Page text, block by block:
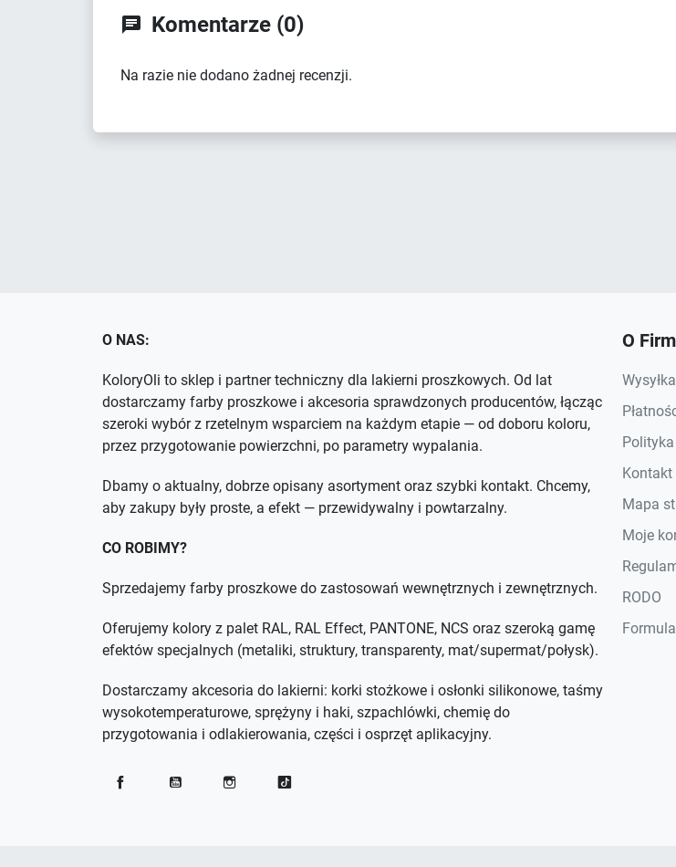
 Komentarze (0)
Na razie nie dodano żadnej recenzji.
O NAS:
KoloryOli to sklep i partner techniczny dla lakierni proszkowych. Od lat
dostarczamy farby proszkowe i akcesoria sprawdzonych producentów, łącząc
szeroki wybór z rzetelnym wsparciem na każdym etapie — od doboru koloru,
przez przygotowanie powierzchni, po parametry wypalania.
Dbamy o aktualny, dobrze opisany asortyment oraz szybki kontakt. Chcemy,
aby zakupy były proste, a efekt — przewidywalny i powtarzalny.
CO ROBIMY?
Sprzedajemy farby proszkowe do zastosowań wewnętrznych i zewnętrznych.
Oferujemy kolory z palet RAL, RAL Effect, PANTONE, NCS oraz szeroką gamę
efektów specjalnych (metaliki, struktury, transparenty, mat/supermat/połysk).
Dostarczamy akcesoria do lakierni: korki stożkowe i osłonki silikonowe, taśmy
wysokotemperaturowe, sprężyny i haki, szpachlówki, chemię do
przygotowania i odlakierowania, części i osprzęt aplikacyjny.
O
Kontakt
Mapa
Moje
RODO